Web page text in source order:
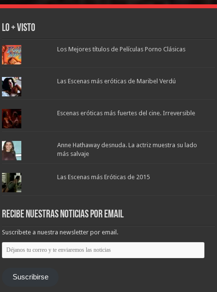
Lo + Visto
Los Mejores títulos de Películas Porno Clásicas
Las Escenas más eróticas de Maribel Verdú
Escenas eróticas más fuertes del cine. Irreversible
Anne Hathaway desnuda. La actriz muestra su lado
más salvaje
Las Escenas más Eróticas de 2015
Recibe nuestras noticias por email
Suscribete a nuestra newsletter por email.
Déjanos
tu
correo
enviaremos
Suscribirse